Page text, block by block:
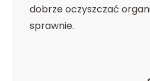
dobrze oczyszczać
sprawnie.